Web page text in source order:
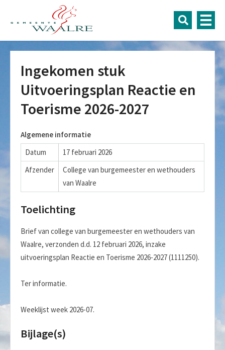
Ingekomen stuk
Uitvoeringsplan Reactie en
Toerisme 2026-2027
Algemene informatie
Datum
17 februari 2026
Afzender
College van burgemeester en wethouders
van Waalre
Toelichting
Brief van college van burgemeester en wethouders van
Waalre, verzonden d.d. 12 februari 2026, inzake
uitvoeringsplan Reactie en Toerisme 2026-2027 (1111250).
Ter informatie.
Weeklijst week 2026-07.
Bijlage(s)